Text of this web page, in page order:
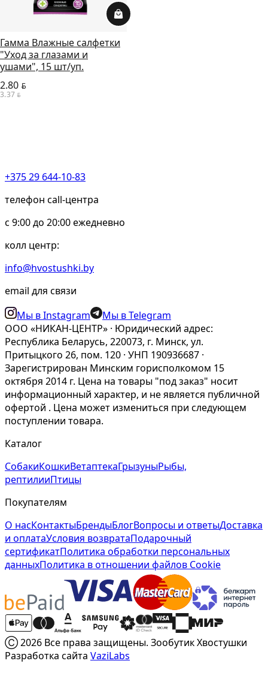
Гамма Влажные салфетки
"Уход за глазами и
ушами", 15 шт/уп.
2.80 BYN
3.37 BYN
+375 29 644-10-83
телефон call-центра
c 9:00 до 20:00 ежедневно
колл центр:
info@hvostushki.by
email для связи
Мы в Instagram
Мы в Telegram
ООО «НИКАН-ЦЕНТР» · Юридический адрес:
Республика Беларусь, 220073, г. Минск, ул.
Притыцкого 26, пом. 120 · УНП 190936687 ·
Зарегистрирован Минским горисполкомом 15
октября 2014 г. Цена на товары "под заказ" носит
информационный характер, и не является публичной
офертой . Цена может измениться при следующем
поступлении товара.
Каталог
СобакиКошкиВетаптекаГрызуныРыбы,
рептилииПтицы
Покупателям
О насКонтактыБрендыБлогВопросы и ответыДоставка
и оплатаУсловия возвратаПодарочный
сертификатПолитика обработки персональных
данныхПолитика в отношении файлов Cookie
Ⓒ 2026 Все права защищены. Зообутик Хвостушки
Разработка сайта VaziLabs